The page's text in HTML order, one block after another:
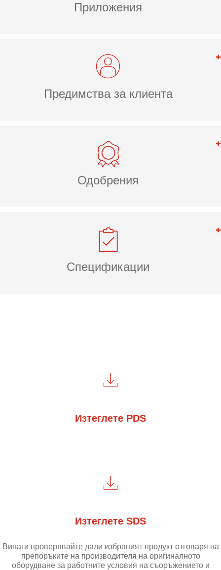
Приложения
Предимства за клиента
Одобрения
Спецификации
Изтеглете PDS
Изтеглете SDS
Винаги проверявайте дали избраният продукт отговаря на
препоръките на производителя на оригиналното
оборудване за работните условия на съоръжението и